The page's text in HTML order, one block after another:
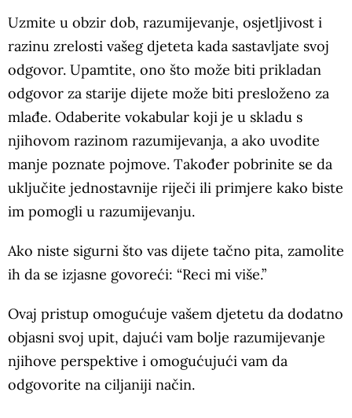
Uzmite u obzir dob, razumijevanje, osjetljivost i
razinu zrelosti vašeg djeteta kada sastavljate svoj
odgovor. Upamtite, ono što može biti prikladan
odgovor za starije dijete može biti presloženo za
mlađe. Odaberite vokabular koji je u skladu s
njihovom razinom razumijevanja, a ako uvodite
manje poznate pojmove. Također pobrinite se da
uključite jednostavnije riječi ili primjere kako biste
im pomogli u razumijevanju.
Ako niste sigurni što vas dijete tačno pita, zamolite
ih da se izjasne govoreći: “Reci mi više.”
Ovaj pristup omogućuje vašem djetetu da dodatno
objasni svoj upit, dajući vam bolje razumijevanje
njihove perspektive i omogućujući vam da
odgovorite na ciljaniji način.